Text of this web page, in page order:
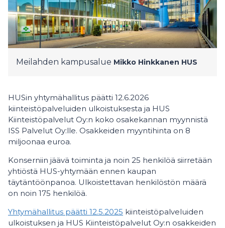
Meilahden kampusalue Mikko Hinkkanen HUS
HUSin yhtymähallitus päätti 12.6.2026
kiinteistöpalveluiden ulkoistuksesta ja HUS
Kiinteistöpalvelut Oy:n koko osakekannan myynnistä
ISS Palvelut Oy:lle. Osakkeiden myyntihinta on 8
miljoonaa euroa.
Konserniin jäävä toiminta ja noin 25 henkilöä siirretään
yhtiöstä HUS-yhtymään ennen kaupan
täytäntöönpanoa. Ulkoistettavan henkilöstön määrä
on noin 175 henkilöä.
Yhtymähallitus päätti 12.5.2025 kiinteistöpalveluiden
ulkoistuksen ja HUS Kiinteistöpalvelut Oy:n osakkeiden